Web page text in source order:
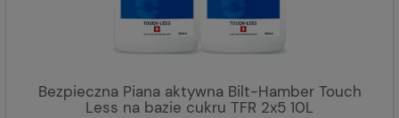
Bezpieczna Piana aktywna Bilt-Hamber Touch
Less na bazie cukru TFR 2x5 10L